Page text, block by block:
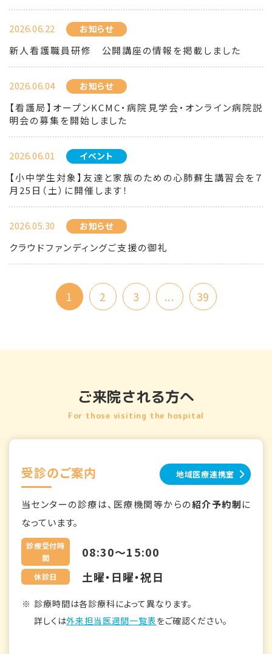
2026.06.22 お知らせ
新人看護職員研修 公開講座の情報を掲載しました
2026.06.04 お知らせ
【看護局】オープンKCMC・病院見学会・オンライン病院説
明会の募集を開始しました
2026.06.01 イベント
【小中学生対象】友達と家族のための心肺蘇生講習会を７
月25日（土）に開催します！
2026.05.30 お知らせ
クラウドファンディングご支援の御礼
1 2 3 ... 39
ご来院される方へ
For those visiting the hospital
受診のご案内 地域医療連携室
当センターの診療は、医療機関等からの紹介予約制に
なっています。
診療受付時
間
08:30～15:00
休診日 土曜・日曜・祝日
診療時間は各診療科によって異なります。
詳しくは外来担当医週間一覧表をご確認ください。